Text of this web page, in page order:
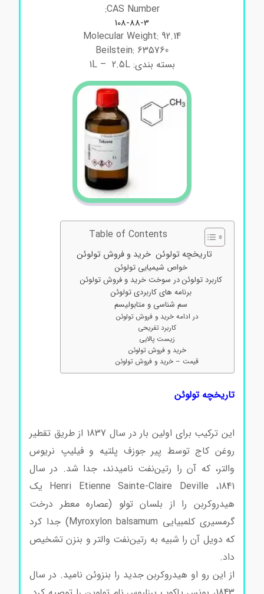
CAS Number:
108-88-3
Molecular Weight: 92.14
Beilstein: 635760
بسته بندی: 1L – 2.5L
Table of Contents
تاریخچه تولوئن خرید و فروش تولوئن
خواص شیمیایی تولوئن
کاربرد تولوئن در سوخت خرید و فروش تولوئن
برنامه های کاربردی تولوئن
سم شناسی و متابولیسم
در ادامه خرید و فروش تولوئن
کاربرد تفریحی
زیست پالایی
خرید و فروش تولوئن
قیمت – خرید و فروش تولوئن
تاریخچه تولوئنخرید و فروش تولوئن
این ترکیب برای اولین بار در سال 1837 از طریق تقطیر
روغن کاج توسط پیر جوزف پلتیه و فیلیپ نریوس
والتر، که آن را رتین‌نفت نامیدند، جدا شد. در سال
1841، Henri Etienne Sainte-Claire Deville یک
هیدروکربن را از بلسان تولو (عصاره معطر درخت
گرمسیری کلمبیایی Myroxylon balsamum) جدا کرد
که دویل آن را شبیه به رتین‌نفت والتر و بنزن تشخیص
داد.
از این رو او هیدروکربن جدید را بنزوئن نامید. در سال